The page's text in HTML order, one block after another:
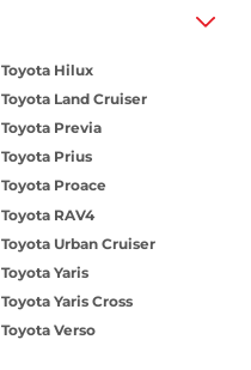
Toyota Hilux
Toyota Land Cruiser
Toyota Previa
Toyota Prius
Toyota Proace
Toyota RAV4
Toyota Urban Cruiser
Toyota Yaris
Toyota Yaris Cross
Toyota Verso